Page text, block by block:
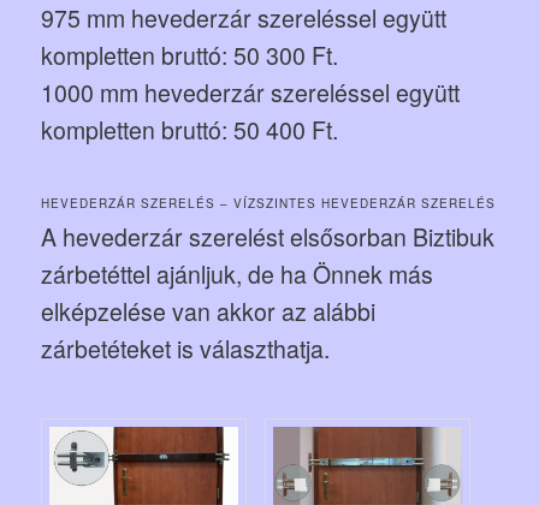
975 mm hevederzár szereléssel együtt
kompletten bruttó: 50 300 Ft.
1000 mm hevederzár szereléssel együtt
kompletten bruttó: 50 400 Ft.
HEVEDERZÁR SZERELÉS – VÍZSZINTES HEVEDERZÁR SZERELÉS
A hevederzár szerelést elsősorban Biztibuk
zárbetéttel ajánljuk, de ha Önnek más
elképzelése van akkor az alábbi
zárbetéteket is választhatja.